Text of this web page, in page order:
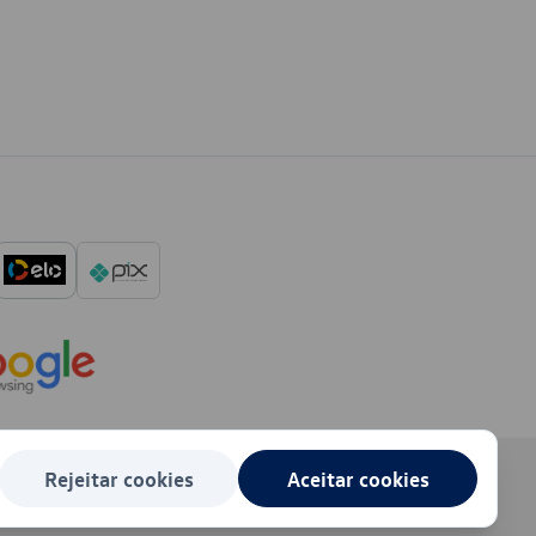
Rejeitar cookies Aceitar cookies